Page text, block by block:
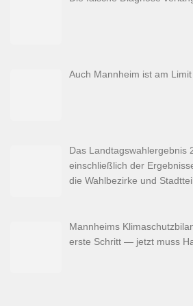
Auch Mannheim ist am Limit
Das Landtagswahlergebnis
einschließlich der
die Wahlbezirke und
Mannheims
erste Schritt — jetzt muss